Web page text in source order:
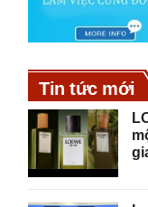
Tin tức mới